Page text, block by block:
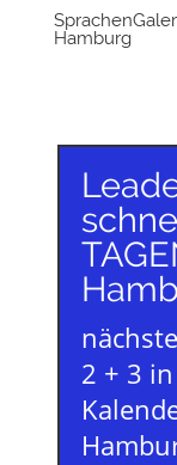
Hamburg
2 + 3